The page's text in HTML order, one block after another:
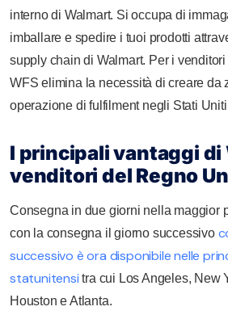
interno di Walmart. Si occupa di
imballare e spedire i tuoi prodotti
supply chain di Walmart. Per i
WFS elimina la necessità di creare da
operazione di fulfilment negli Stati
I principali vantaggi di
venditori del Regno
Consegna in due giorni nella maggior
con la consegna il giorno successivo
successivo è ora disponibile nelle
statunitensi tra cui Los Angeles, New
Houston e Atlanta.